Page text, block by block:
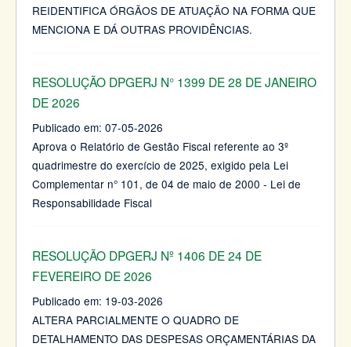
REIDENTIFICA ÓRGÃOS DE ATUAÇÃO NA FORMA QUE
MENCIONA E DÁ OUTRAS PROVIDÊNCIAS.
RESOLUÇÃO DPGERJ N° 1399 DE 28 DE JANEIRO
DE 2026
Publicado em: 07-05-2026
Aprova o Relatório de Gestão Fiscal referente ao 3º
quadrimestre do exercício de 2025, exigido pela Lei
Complementar n° 101, de 04 de maio de 2000 - Lei de
Responsabilidade Fiscal
RESOLUÇÃO DPGERJ Nº 1406 DE 24 DE
FEVEREIRO DE 2026
Publicado em: 19-03-2026
ALTERA PARCIALMENTE O QUADRO DE
DETALHAMENTO DAS DESPESAS ORÇAMENTÁRIAS DA